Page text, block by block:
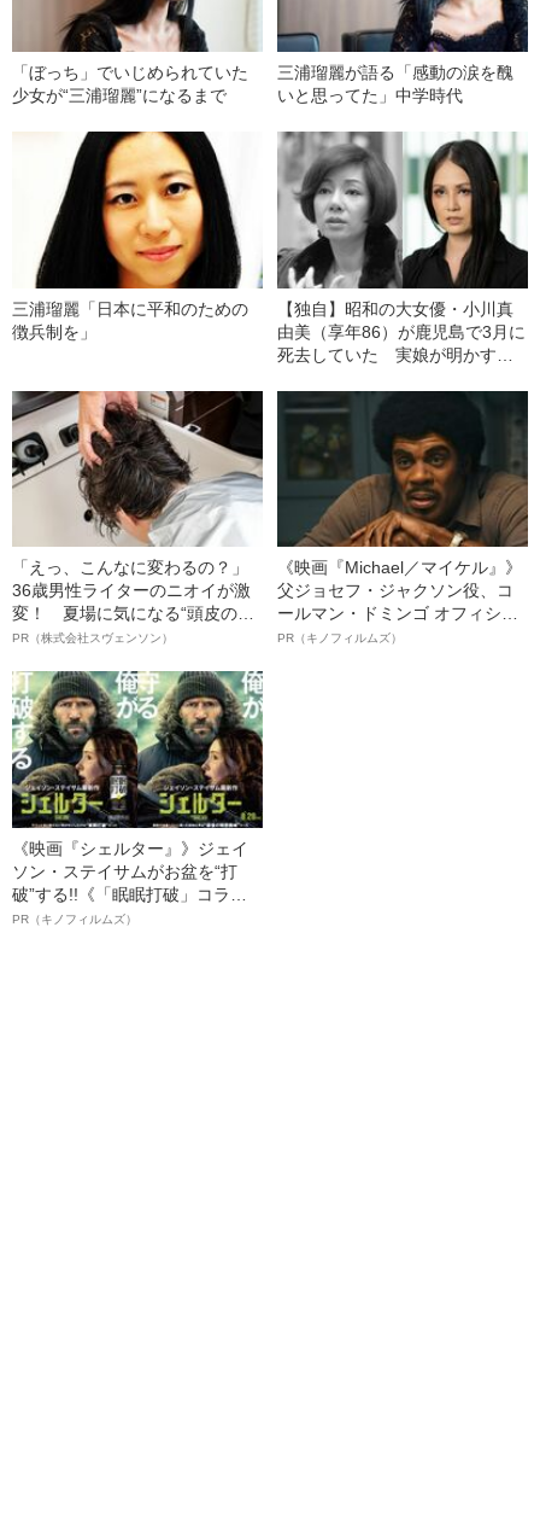
「ぼっち」でいじめられていた
少女が“三浦瑠麗”になるまで
三浦瑠麗が語る「感動の涙を醜
いと思ってた」中学時代
三浦瑠麗「日本に平和のための
徴兵制を」
【独自】昭和の大女優・小川真
由美（享年86）が鹿児島で3月に
死去していた 実娘が明かす
「えっ、こんなに変わるの？」
36歳男性ライターのニオイが激
変！ 夏場に気になる“頭皮のニ
オイ”や“ベタつき”を解消す
ト”が生み出した徹底ケアとは
PR（株式会社スヴェンソン）
《映画『Michael／マイケル』》
父ジョセフ・ジャクソン役、コ
ールマン・ドミンゴ オフィシャ
ルインタビュー“観客を魅了した
PR（キノフィルムズ）
《映画『シェルター』》ジェイ
ソン・ステイサムがお盆を“打
破”する!!《「眠眠打破」コラ
ボ》
PR（キノフィルムズ）